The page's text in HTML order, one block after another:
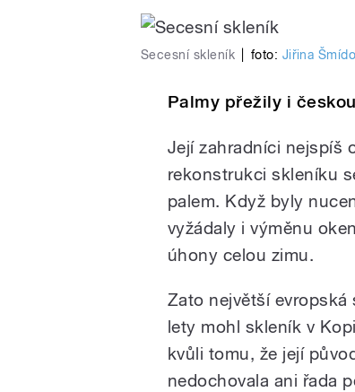
Secesní skleník foto: Jiřina
Palmy přežily i
Její zahradníci nejspíš
rekonstrukci skleníku
palem. Když byly
vyžádaly i výměnu
úhony celou zimu.
Zato největší
lety mohl skleník v
kvůli tomu, že její
nedochovala ani řada